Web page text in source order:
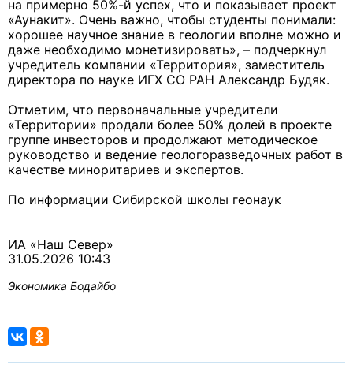
на примерно 50%-й успех, что и показывает проект
«Аунакит». Очень важно, чтобы студенты понимали:
хорошее научное знание в геологии вполне можно и
даже необходимо монетизировать», – подчеркнул
учредитель компании «Территория», заместитель
директора по науке ИГХ СО РАН Александр Будяк.
Отметим, что первоначальные учредители
«Территории» продали более 50% долей в проекте
группе инвесторов и продолжают методическое
руководство и ведение геологоразведочных работ в
качестве миноритариев и экспертов.
По информации Сибирской школы геонаук
ИА «Наш Север»
31.05.2026 10:43
Экономика Бодайбо